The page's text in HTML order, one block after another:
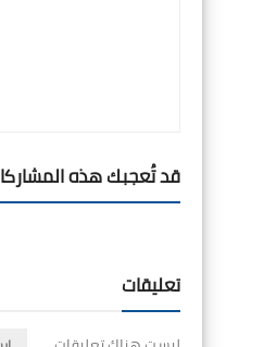
قد تُعجبك هذه
تعليقات